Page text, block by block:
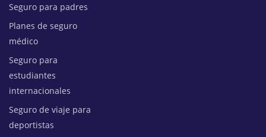
Seguro para padres
Planes de seguro
médico
Seguro para
estudiantes
internacionales
Seguro de viaje para
deportistas